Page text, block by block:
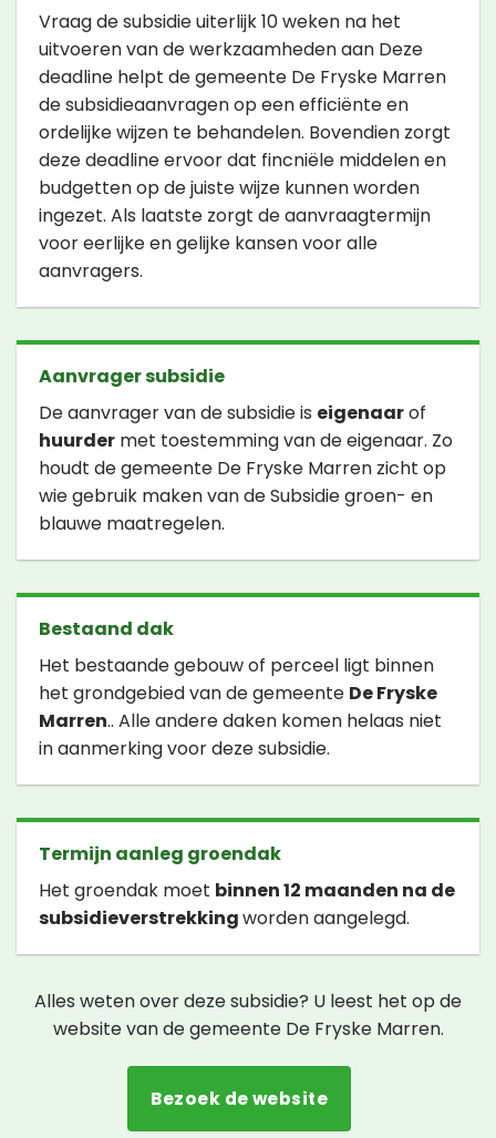
Vraag de subsidie uiterlijk 10 weken na het
uitvoeren van de werkzaamheden aan Deze
deadline helpt de gemeente De Fryske Marren
de subsidieaanvragen op een efficiënte en
ordelijke wijzen te behandelen. Bovendien zorgt
deze deadline ervoor dat fincniële middelen en
budgetten op de juiste wijze kunnen worden
ingezet. Als laatste zorgt de aanvraagtermijn
voor eerlijke en gelijke kansen voor alle
aanvragers.
Aanvrager subsidie
De aanvrager van de subsidie is eigenaarof
huurder met toestemming van de eigenaar. Zo
houdt de gemeente De Fryske Marren zicht op
wie gebruik maken van de Subsidie groen- en
blauwe maatregelen.
Bestaand dak
Het bestaande gebouw of perceel ligt binnen
het grondgebied van de gemeente De Fryske
Marren.. Alle andere daken komen helaas niet
in aanmerking voor deze subsidie.
Termijn aanleg groendak
Het groendak moet binnen 12 maanden na de
subsidieverstrekkingworden aangelegd.
Alles weten over deze subsidie? U leest het op de
website van de gemeente De Fryske Marren.
Bezoek de website